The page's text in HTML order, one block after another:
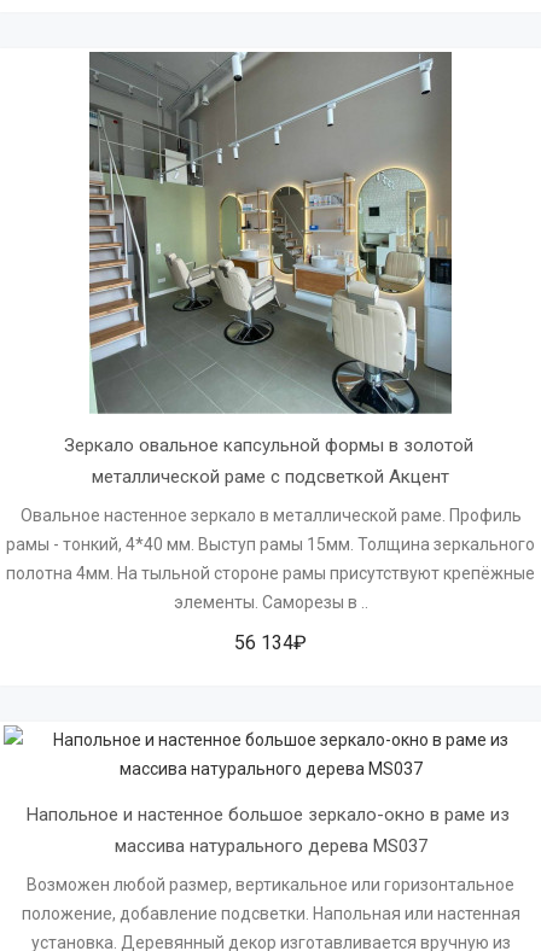
Зеркало овальное капсульной формы в золотой
металлической раме с подсветкой Акцент
Овальное настенное зеркало в металлической раме. Профиль
рамы - тонкий, 4*40 мм. Выступ рамы 15мм. Толщина зеркального
полотна 4мм. На тыльной стороне рамы присутствуют крепёжные
элементы. Саморезы в ..
56 134₽
Напольное и настенное большое зеркало-окно в раме из
массива натурального дерева MS037
Возможен любой размер, вертикальное или горизонтальное
положение, добавление подсветки. Напольная или настенная
установка. Деревянный декор изготавливается вручную из